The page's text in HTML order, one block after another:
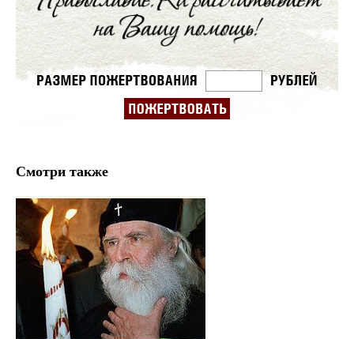
Смотри также